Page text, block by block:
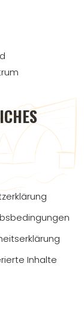
Inhalte